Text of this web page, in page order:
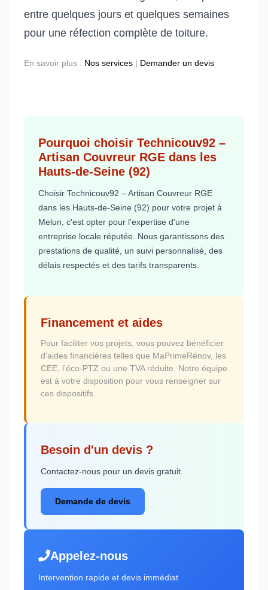
entre quelques jours et quelques semaines
pour une réfection complète de toiture.
En savoir plus : Nos services | Demander un devis
Pourquoi choisir Technicouv92 –
Artisan Couvreur RGE dans les
Hauts-de-Seine (92)
Choisir Technicouv92 – Artisan Couvreur RGE
dans les Hauts-de-Seine (92) pour votre projet à
Melun, c'est opter pour l'expertise d'une
entreprise locale réputée. Nous garantissons des
prestations de qualité, un suivi personnalisé, des
délais respectés et des tarifs transparents.
Financement et aides
Pour faciliter vos projets, vous pouvez bénéficier
d'aides financières telles que MaPrimeRénov, les
CEE, l'éco-PTZ ou une TVA réduite. Notre équipe
est à votre disposition pour vous renseigner sur
ces dispositifs.
Besoin d'un devis ?
Contactez-nous pour un devis gratuit.
Demande de devis
Appelez-nous
Intervention rapide et devis immédiat